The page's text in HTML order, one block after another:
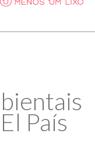
País